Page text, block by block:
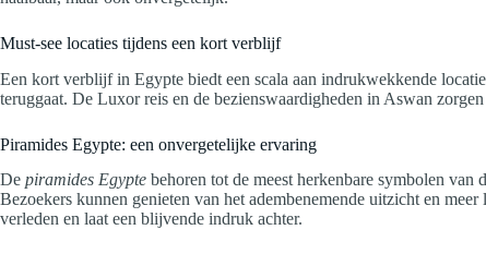
Must-see locaties tijdens een kort verblijf
Een kort verblijf in Egypte biedt een scala aan indrukwekkende
teruggaat. De Luxor reis en de bezienswaardigheden in Aswan
Piramides Egypte: een onvergetelijke ervaring
De piramides Egypte behoren tot de meest herkenbare symbolen
Bezoekers kunnen genieten van het adembenemende uitzicht en
verleden en laat een blijvende indruk achter.